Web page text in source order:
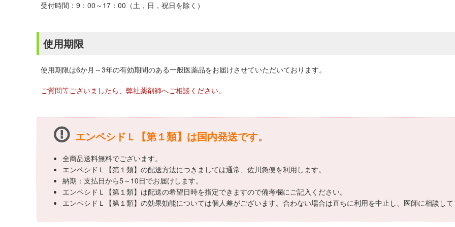
受付時間：9：00～17：00（土，日，祝日を除く）
使用期限
使用期限は6か月～3年の有効期間のある一般医薬品をお届けさせていただいております。
ご質問等ございましたら、弊社薬剤師へご相談ください。
エンペシドＬ【第１類】は国内発送です。
全商品送料無料でございます。
エンペシドＬ【第１類】の配送方法につきましては通常、佐川急便を利用します。
納期：支払日から5～10日でお届けします。
エンペシドＬ【第１類】は配送の希望日時を指定できますので備考欄にご記入ください。
エンペシドＬ【第１類】の効果効能については個人差がございます。合わない場合は直ちに利用を中止し、医師に相談して